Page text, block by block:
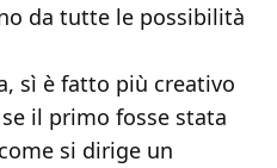
da tutte le possibilità
sì è fatto più creativo
il primo fosse stata
si dirige un